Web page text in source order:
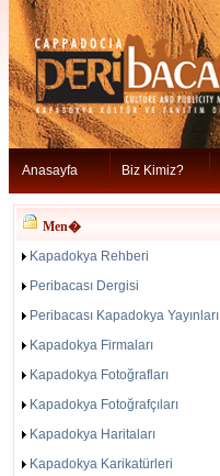
Anasayfa Biz Kimiz?
Men�
Kapadokya Rehberi
Peribacası Dergisi
Peribacası Kapadokya Yayınları
Kapadokya Firmaları
Kapadokya Fotoğrafları
Kapadokya Fotoğrafçıları
Kapadokya Haritaları
Kapadokya Karikatürleri